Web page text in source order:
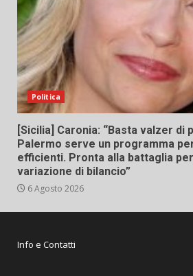
Politica
[Sicilia] Caronia: “Basta valzer di
Palermo serve un programma
efficienti. Pronta alla battaglia
variazione di bilancio”
6 Agosto 2026
Info e Contatti